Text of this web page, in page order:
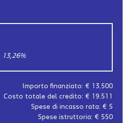
13,26%
Importo finanziato: € 13.500
Costo totale del credito: € 19.511
Spese di incasso rata: € 5
Spese istruttoria: € 550